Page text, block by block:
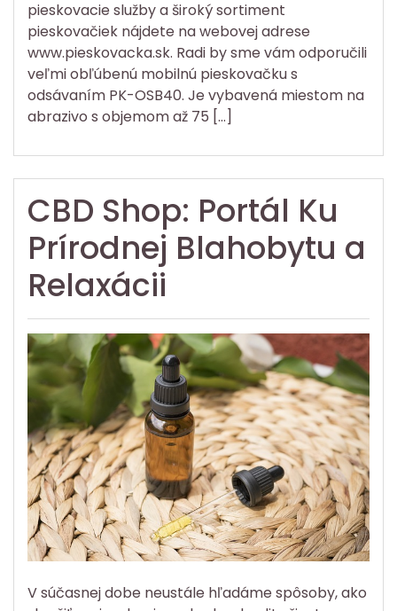
pieskovacie služby a široký sortiment
pieskovačiek nájdete na webovej adrese
www.pieskovacka.sk. Radi by sme vám odporučili
veľmi obľúbenú mobilnú pieskovačku s
odsávaním PK-OSB40. Je vybavená miestom na
abrazivo s objemom až 75 […]
CBD Shop: Portál Ku
Prírodnej Blahobytu a
Relaxácii
V súčasnej dobe neustále hľadáme spôsoby, ako